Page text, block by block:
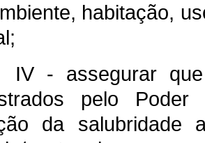
habitação,
IV - assegurar
pelo
da salubridade